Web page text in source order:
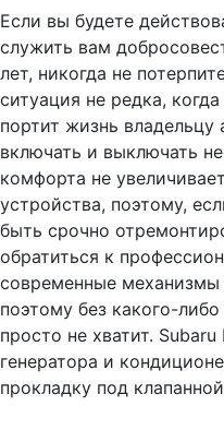
Если вы будете
служить вам
лет, никогда не
ситуация не редка,
портит жизнь владельцу
включать и выключать
комфорта не
устройства, поэтому,
быть срочно
обратиться к
современные механизмы
поэтому без какого-
просто не хватит.
генератора и
прокладку под